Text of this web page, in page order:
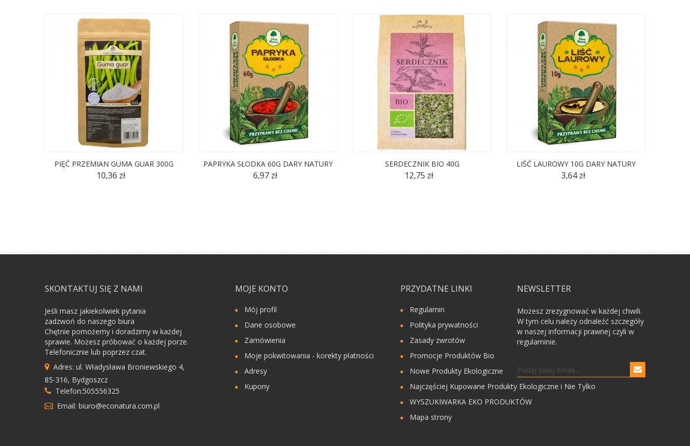
PIĘĆ PRZEMIAN GUMA GUAR 300G
10,36 zł
PAPRYKA SŁODKA 60G DARY NATURY
6,97 zł
SERDECZNIK BIO 40G
12,75 zł
LIŚĆ LAUROWY 10G DARY NATURY
3,64 zł
SKONTAKTUJ SIĘ Z NAMI
Jeśli masz jakiekolwiek pytania
zadzwoń do naszego biura
Chętnie pomożemy i doradzimy w każdej
sprawie. Możesz próbować o każdej porze.
Telefonicznie lub poprzez czat.
Adres: ul. Władysława Broniewskiego 4,
85-316, Bydgoszcz
Telefon:505556325
Email: biuro@econatura.com.pl
MOJE KONTO
Mój profil
Dane osobowe
Zamówienia
Moje pokwitowania - korekty płatności
Adresy
Kupony
PRZYDATNE LINKI
Regulamin
Polityka prywatności
Zasady zwrotów
Promocje Produktów Bio
Nowe Produkty Ekologiczne
Najczęściej Kupowane Produkty Ekologiczne i Nie Tylko
WYSZUKIWARKA EKO PRODUKTÓW
Mapa strony
NEWSLETTER
Możesz zrezygnować w każdej chwili.
W tym celu należy odnaleźć szczegóły
w naszej informacji prawnej czyli w
regulaminie.